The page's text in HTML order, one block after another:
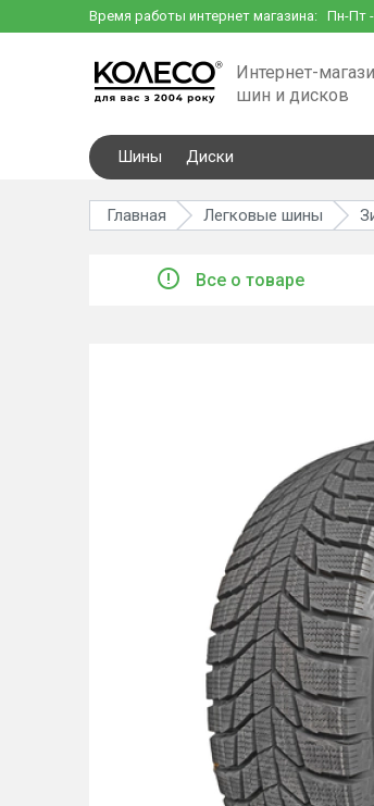
Время работы интернет магазина: Пн-Пт
Интернет-
шин и дисков
Шины Диски
Главная Легковые шины
Все о товаре